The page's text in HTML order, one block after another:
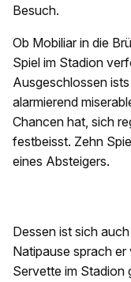
Besuch.
Ob Mobiliar in die
Spiel im Stadion
Ausgeschlossen
alarmierend
Chancen hat, sich
festbeisst. Zehn
eines Absteigers.
Dessen ist sich
Natipause sprach
Servette im Stadion